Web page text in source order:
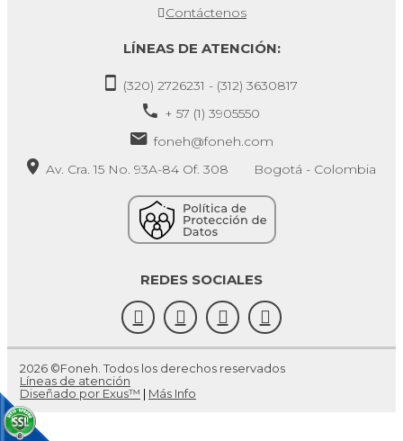
Contáctenos
LÍNEAS DE ATENCIÓN:
(320) 2726231 - (312) 3630817
+ 57 (1) 3905550
foneh@foneh.com
Av. Cra. 15 No. 93A-84 Of. 308 Bogotá - Colombia
REDES SOCIALES
2026 ©Foneh. Todos los derechos reservados
Líneas de atención
Diseñado por Exus™ | Más Info